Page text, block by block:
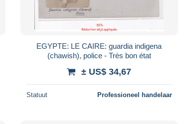
EGYPTE: LE CAIRE: guardia indigena
(chawish), police - Très bon état
± US$ 34,67
Statuut Professioneel handelaar